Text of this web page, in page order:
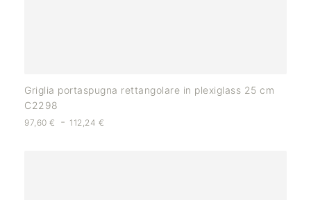
Griglia portaspugna rettangolare in plexiglass 25 cm
C2298
97,60 € - 112,24 €